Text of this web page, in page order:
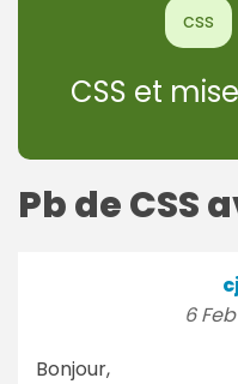
css
CSS et
Pb de CSS
6
Bonjour,